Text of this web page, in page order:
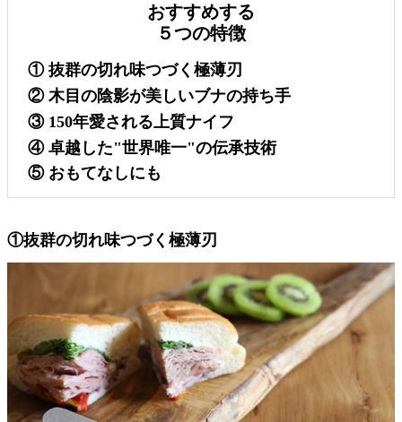
おすすめする
５つの特徴
① 抜群の切れ味つづく極薄刃
② 木目の陰影が美しいブナの持ち手
③ 150年愛される上質ナイフ
④ 卓越した"世界唯一"の伝承技術
⑤ おもてなしにも
①抜群の切れ味つづく極薄刃